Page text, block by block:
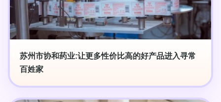
苏州市协和药业:让更多性价比高的好产品进入寻常
百姓家